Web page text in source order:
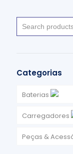
Categorias
Baterias
Arranque
Baterias de
Carregadores
Alta
Peças &